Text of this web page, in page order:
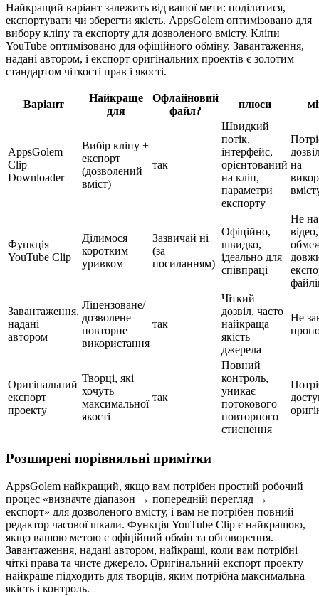
Найкращий варіант залежить від вашої мети: поділитися,
експортувати чи зберегти якість. AppsGolem оптимізовано для
вибору кліпу та експорту для дозволеного вмісту. Кліпи
YouTube оптимізовано для офіційного обміну. Завантаження,
надані автором, і експорт оригінальних проектів є золотим
стандартом чіткості прав і якості.
Варіант
Найкраще
для
Офлайновий
файл?
плюси
AppsGolem
Clip
Downloader
Вибір кліпу +
експорт
(дозволений
вміст)
так
Швидкий
потік,
інтерфейс,
орієнтований
на кліп,
параметри
експорту
на
Функція
YouTube Clip
Ділимося
коротким
уривком
Зазвичай ні
(за
посиланням)
Офіційно,
швидко,
ідеально для
співпраці
Не на
відео,
Завантаження,
надані
автором
Ліцензоване/
дозволене
повторне
використання
так
Чіткий
дозвіл, часто
найкраща
якість
джерела
Не
Оригінальний
експорт
проекту
Творці, які
хочуть
максимальної
якості
так
Повний
контроль,
уникає
потокового
повторного
стиснення
Розширені порівняльні примітки
AppsGolem найкращий, якщо вам потрібен простий робочий
процес «визначте діапазон → попередній перегляд →
експорт» для дозволеного вмісту, і вам не потрібен повний
редактор часової шкали. Функція YouTube Clip є найкращою,
якщо вашою метою є офіційний обмін та обговорення.
Завантаження, надані автором, найкращі, коли вам потрібні
чіткі права та чисте джерело. Оригінальний експорт проекту
найкраще підходить для творців, яким потрібна максимальна
якість і контроль.